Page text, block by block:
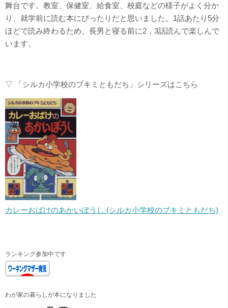
舞台です。教室、保健室、給食室、校庭などの様子がよく分か
り、就学前に読む本にぴったりだと思いました。1話あたり5分
ほどで読み終わるため、長男と寝る前に2，3話読んで楽しんで
います。
▽ 「シルカ小学校のブキミともだち」シリーズはこちら
カレーおばけのあかいぼうし (シルカ小学校のブキミともだち)
ランキング参加中です
わが家の暮らしが本になりました